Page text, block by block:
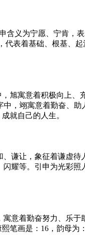
义为宁愿、宁肯，
表着基础、根基、
旭寓意着积极向上、
，翊寓意着勤奋、
就自己的人生。
谦让，象征着谦虚
耀等。引申为光彩
意着勤奋努力、乐
笔画是：16，韵母